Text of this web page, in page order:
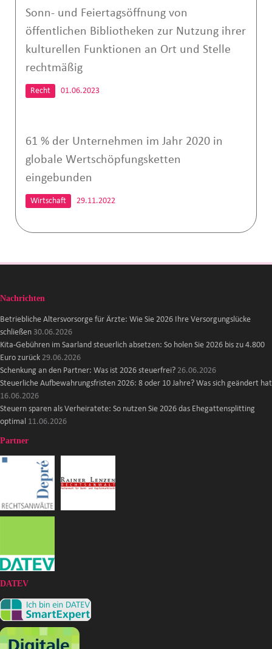
Sonn- und Feiertagsöffnung von
öffentlichen Bibliotheken zur Nutzung ihrer
kulturellen Funktionen an Ort und Stelle
rechtmäßig
Recht 01.06.2023
61 % der Unternehmen im Jahr 2020 in
globale Wertschöpfungsketten
eingebunden
Wirtschaft 29.11.2022
Nachrichten
Betriebliche Altersvorsorge für Ärzte: Wie Sie 2026 Ihre Versorgungslücke
schließen 30.06.2026
Kita-Gebühren im Saarland steuerlich absetzen: So holen Sie 2026 bis zu 4.800
Euro zurück 29.06.2026
Schenkung an den Partner: Was ist 2026 steuerfrei? 26.06.2026
Steuerliche Aufbewahrungsfristen 2026: 8 oder 10 Jahre? Was sich geändert hat
16.06.2026
Steuern sparen als Verheiratete: So nutzen Sie 2026 das Ehegattensplitting
optimal 11.06.2026
Partner
DATEV